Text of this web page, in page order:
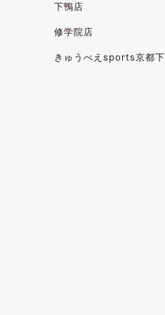
下鴨店
修学院店
きゅうべえsports京都